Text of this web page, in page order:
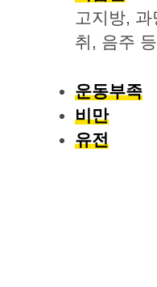
고지방,
취, 음주 등
운동부족
비만
유전